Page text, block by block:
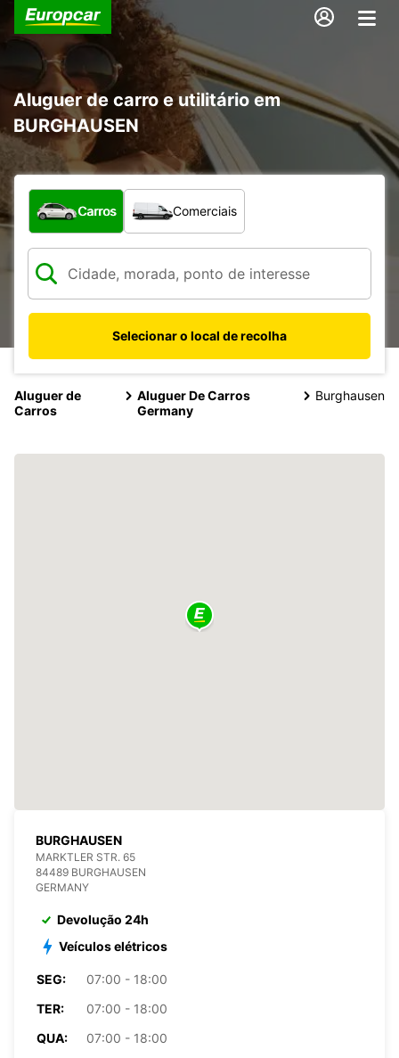
Aluguer de carro e utilitário em
BURGHAUSEN
Que tipo de veículo pretende?
Carros Comerciais
Selecionar o local de recolha
Aluguer de
Carros
Aluguer De Carros
Germany
Burghausen
BURGHAUSEN
MARKTLER STR. 65
84489 BURGHAUSEN
GERMANY
Devolução 24h
Veículos elétricos
SEG:
07:00 - 18:00
TER:
07:00 - 18:00
QUA:
07:00 - 18:00